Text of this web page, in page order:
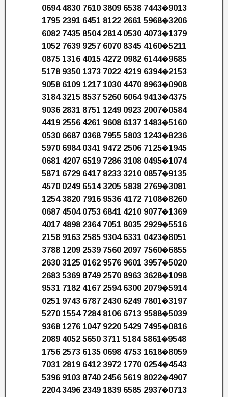
0694 4830 7610 3809 6538 7443�9013
1795 2391 6451 8122 2661 5968�3206
6082 7435 8504 2814 0530 4073�1379
1052 7639 9257 6070 8345 4160�5211
0875 1316 4015 4272 0982 6144�9685
5178 9350 1373 7022 4219 6394�2153
9058 6109 1217 1030 4470 8963�0908
3184 3215 8537 5260 6064 9413�4375
9036 2831 8751 1249 0923 2007�0584
4419 2556 4261 9608 6137 1483�5160
0530 6687 0368 7955 5803 1243�8236
5970 6984 0341 9472 2506 7125�1945
0681 4207 6519 7286 3108 0495�1074
5871 6729 6417 8233 3210 0857�9135
4570 0249 6514 3205 5838 2769�3081
1254 3820 7916 9536 4172 7108�8260
0687 4504 0753 6841 4210 9077�1369
4017 4898 2364 7051 8035 2929�5516
2158 9163 2585 9304 6331 0423�8051
3788 1209 2539 7560 2097 7560�6855
2630 3125 0162 9576 9601 3957�5020
2683 5369 8749 2570 8963 3628�1098
9531 7182 4167 2594 6300 2079�5914
0251 9743 6787 2430 6249 7801�3197
5270 1554 7284 8106 6713 9588�5039
9368 1276 1047 9220 5429 7495�0816
2089 4052 5650 3711 5184 5861�9548
1756 2573 6135 0698 4753 1618�8059
7031 2819 6412 3972 1770 0254�4543
5396 9103 8740 2456 5619 8022�4907
2204 3496 2349 1839 6585 2937�0713